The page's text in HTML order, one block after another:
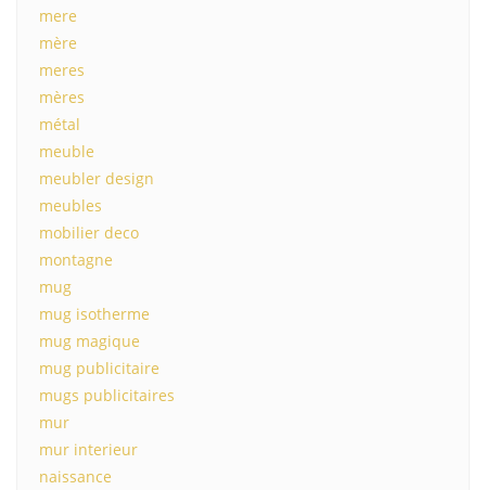
mere
mère
meres
mères
métal
meuble
meubler design
meubles
mobilier deco
montagne
mug
mug isotherme
mug magique
mug publicitaire
mugs publicitaires
mur
mur interieur
naissance